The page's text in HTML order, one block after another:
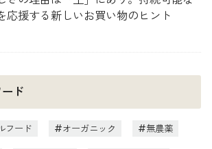
応援する新しいお買い物のヒント
ド
フード オーガニック 無農薬